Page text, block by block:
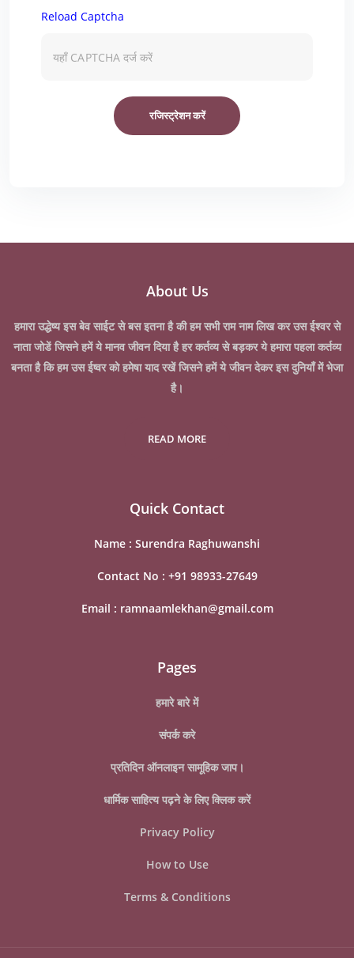
Reload Captcha
रजिस्ट्रेशन करें
About Us
हमारा उद्धेष्य इस बेव साईट से बस इतना है की हम सभी राम नाम लिख कर उस ईश्वर से
नाता जोडें जिसने हमें ये मानव जीवन दिया है हर कर्तव्य से बड़कर ये हमारा पहला कर्तव्य
बनता है कि हम उस ईष्वर को हमेषा याद रखें जिसने हमें ये जीवन देकर इस दुनियाँ में भेजा
है।
READ MORE
Quick Contact
Name : Surendra Raghuwanshi
Contact No : +91 98933-27649
Email : ramnaamlekhan@gmail.com
Pages
हमारे बारे में
संपर्क करे
प्रतिदिन ऑनलाइन सामूहिक जाप।
धार्मिक साहित्य पढ़ने के लिए क्लिक करें
Privacy Policy
How to Use
Terms & Conditions